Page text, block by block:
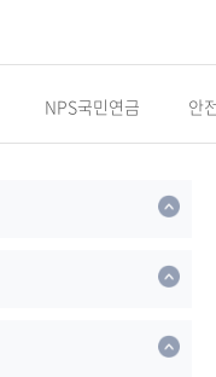
NPS국민연금 안